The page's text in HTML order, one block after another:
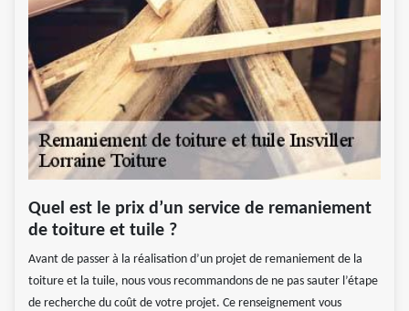
Quel est le prix d’un service de remaniement
de toiture et tuile ?
Avant de passer à la réalisation d’un projet de remaniement de la
toiture et la tuile, nous vous recommandons de ne pas sauter l’étape
de recherche du coût de votre projet. Ce renseignement vous